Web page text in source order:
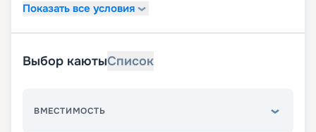
Показать все условия
Выбор каютыСписок
ВМЕСТИМОСТЬ